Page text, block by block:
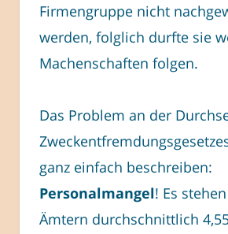
Firmengruppe nicht
werden, folglich durfte sie
Machenschaften folgen.
Das Problem an der
ganz einfach beschreiben:
Personalmangel! Es
Ämtern durchschnittlich